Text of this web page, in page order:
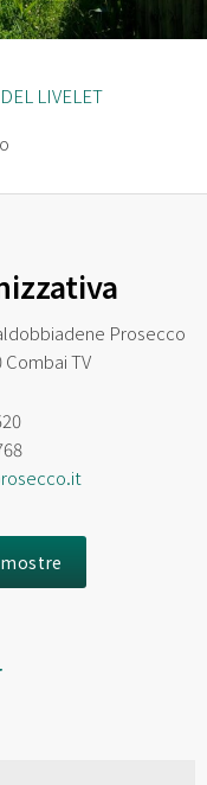
LIVELET
Prosecco
Combai TV